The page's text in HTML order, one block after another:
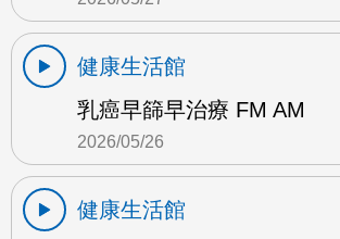
健康生活館
乳癌早篩早治療 FM AM
2026/05/26
健康生活館